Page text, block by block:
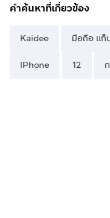
คำค้นหาที่เกี่ยวข้อง
Kaidee มือถือ แท็
IPhone 12